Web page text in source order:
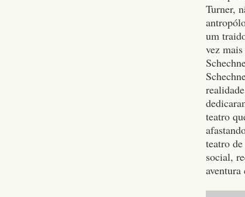
Turner,
um
vez
teatro
teatro
social,